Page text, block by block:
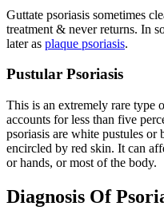
Guttate psoriasis sometimes
treatment & never returns. In
later as plaque psoriasis.
Pustular Psoriasis
This is an extremely rare type
accounts for less than five
psoriasis are white pustules or
encircled by red skin. It can
or hands, or most of the body.
Diagnosis Of